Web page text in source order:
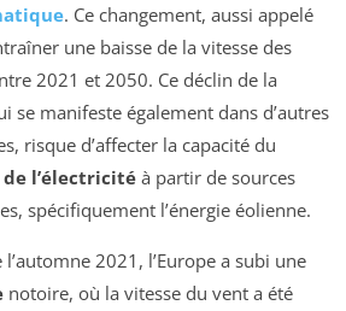
. Ce changement, aussi appelé
une baisse de la vitesse des
2021 et 2050. Ce déclin de la
se manifeste également dans d’autres
risque d’affecter la capacité du
l’électricité à partir de sources
spécifiquement l’énergie éolienne.
l’automne 2021, l’Europe a subi une
notoire, où la vitesse du vent a été